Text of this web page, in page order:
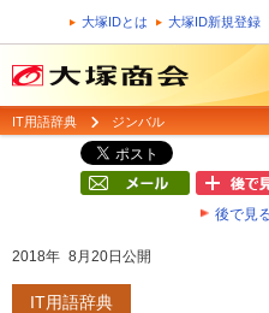
大塚IDとは 大塚ID新規登録
IT用語辞典 ジンバル
後で見
2018年 8月20日公開
IT用語辞典